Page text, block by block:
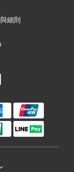
細則